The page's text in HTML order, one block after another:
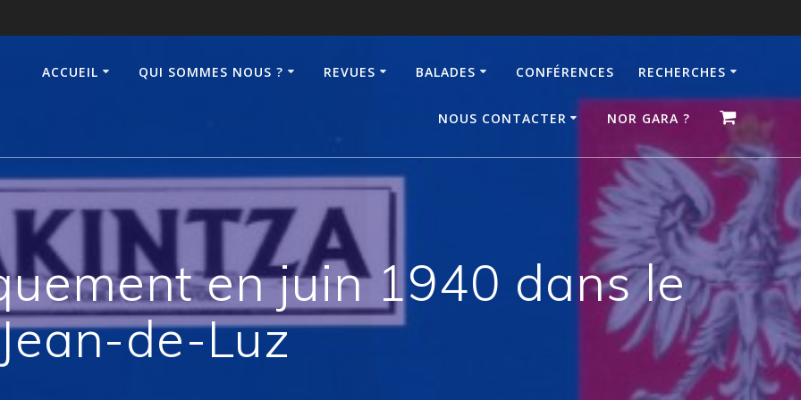
ACCUEIL QUI SOMMES NOUS ? REVUES BALADES CONFÉRENCES RECHERCHES
NOUS CONTACTER NOR GARA ?
en juin 1940 dans le
de-Luz